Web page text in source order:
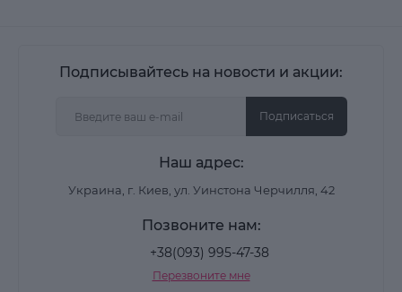
Подписывайтесь на новости и акции:
Подписаться
Наш адрес:
Украина, г. Киев, ул. Уинстона Черчилля, 42
Позвоните нам:
+38(093) 995-47-38
Перезвоните мне